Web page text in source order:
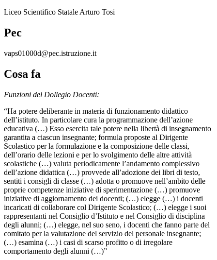
Liceo Scientifico Statale Arturo Tosi
Pec
vaps01000d@pec.istruzione.it
Cosa fa
Funzioni del Dollegio Docenti:
“Ha potere deliberante in materia di funzionamento didattico
dell’istituto. In particolare cura la programmazione dell’azione
educativa (…) Esso esercita tale potere nella libertà di insegnamento
garantita a ciascun insegnante; formula proposte al Dirigente
Scolastico per la formulazione e la composizione delle classi,
dell’orario delle lezioni e per lo svolgimento delle altre attività
scolastiche (…) valuta periodicamente l’andamento complessivo
dell’azione didattica (…) provvede all’adozione dei libri di testo,
sentiti i consigli di classe (…) adotta o promuove nell’ambito delle
proprie competenze iniziative di sperimentazione (…) promuove
iniziative di aggiornamento dei docenti; (…) elegge (…) i docenti
incaricati di collaborare col Dirigente Scolastico; (…) elegge i suoi
rappresentanti nel Consiglio d’Istituto e nel Consiglio di disciplina
degli alunni; (…) elegge, nel suo seno, i docenti che fanno parte del
comitato per la valutazione del servizio del personale insegnante;
(…) esamina (…) i casi di scarso profitto o di irregolare
comportamento degli alunni (…)”